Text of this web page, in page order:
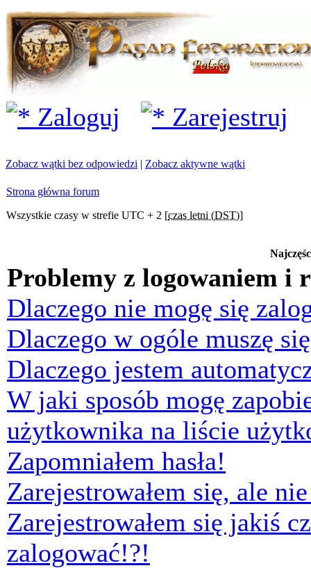
Zaloguj Zarejestruj
Zobacz wątki bez odpowiedzi | Zobacz aktywne wątki
Strona główna forum
Wszystkie czasy w strefie UTC + 2 [czas letni (DST)]
Problemy z logowaniem i
Dlaczego nie mogę się
Dlaczego w ogóle muszę
Dlaczego jestem
W jaki sposób mogę
użytkownika na liście
Zapomniałem hasła!
Zarejestrowałem się, ale
Zarejestrowałem się jakiś
zalogować!?!